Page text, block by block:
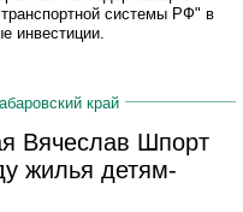
системы РФ" в
инвестиции.
край
Вячеслав Шпорт
жилья детям-